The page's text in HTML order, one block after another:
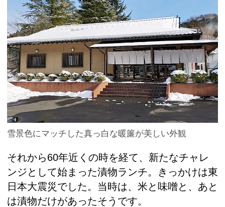
雪景色にマッチした真っ白な暖簾が美しい外観
それから60年近くの時を経て、新たなチャレ
ンジとして始まった漬物ランチ。きっかけは東
日本大震災でした。当時は、米と味噌と、あと
は漬物だけがあったそうです。